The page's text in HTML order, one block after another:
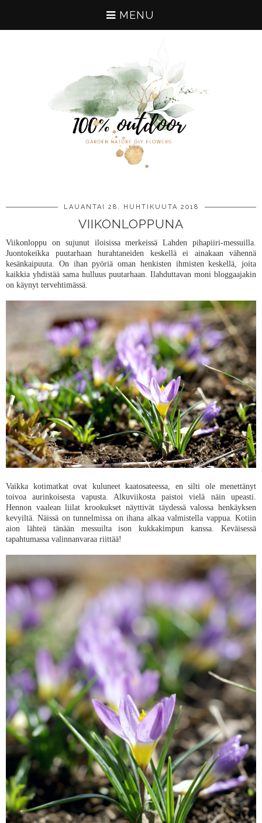
MENU
LAUANTAI 28. HUHTIKUUTA 2018
VIIKONLOPPUNA
Viikonloppu on sujunut iloisissa merkeissä Lahden pihapiiri-messuilla.
Juontokeikka puutarhaan hurahtaneiden keskellä ei ainakaan vähennä
kesänkaipuuta. On ihan pyöriä oman henkisten ihmisten keskellä, joita
kaikkia yhdistää sama hulluus puutarhaan. Ilahduttavan moni bloggaajakin
on käynyt tervehtimässä.
Vaikka kotimatkat ovat kuluneet kaatosateessa, en silti ole menettänyt
toivoa aurinkoisesta vapusta. Alkuviikosta paistoi vielä näin upeasti.
Hennon vaalean liilat krookukset näyttivät täydessä valossa henkäyksen
kevyiltä. Näissä on tunnelmissa on ihana alkaa valmistella vappua. Kotiin
aion lähteä tänään messuilta ison kukkakimpun kanssa. Keväisessä
tapahtumassa valinnanvaraa riittää!